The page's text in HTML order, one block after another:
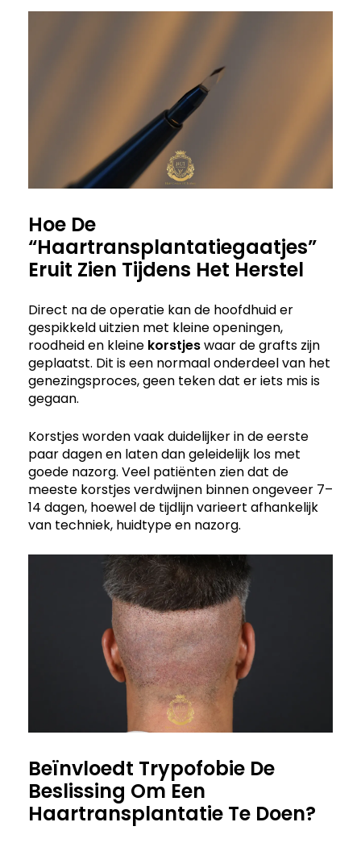
Hoe De
“Haartransplantatiegaatjes”
Eruit Zien Tijdens Het Herstel
Direct na de operatie kan de hoofdhuid er
gespikkeld uitzien met kleine openingen,
roodheid en kleine korstjeswaar de grafts zijn
geplaatst. Dit is een normaal onderdeel van het
genezingsproces, geen teken dat er iets mis is
gegaan.
Korstjes worden vaak duidelijker in de eerste
paar dagen en laten dan geleidelijk los met
goede nazorg. Veel patiënten zien dat de
meeste korstjes verdwijnen binnen ongeveer 7–
14 dagen, hoewel de tijdlijn varieert afhankelijk
van techniek, huidtype en nazorg.
Beïnvloedt Trypofobie De
Beslissing Om Een
Haartransplantatie Te Doen?